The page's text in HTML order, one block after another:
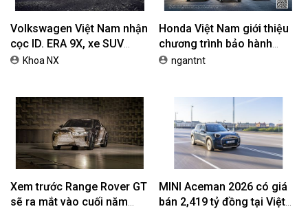
Volkswagen Việt Nam nhận
cọc ID. ERA 9X, xe SUV
EREV dự kiến giá dưới 3 tỷ
Khoa NX
Honda Việt Nam giới thiệu
chương trình bảo hành
chính hãng lên tới 10 năm
ngantnt
Xem trước Range Rover GT
sẽ ra mắt vào cuối năm
MINI Aceman 2026 có giá
bán 2,419 tỷ đồng tại Việt